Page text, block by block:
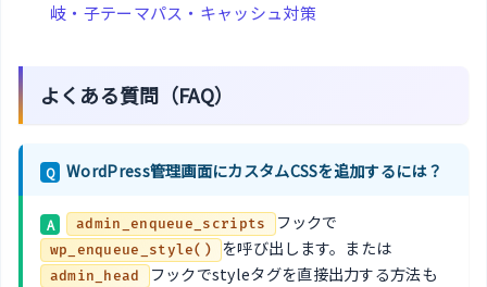
岐・子テーマパス・キャッシュ対策
よくある質問（FAQ）
Q WordPress管理画面にカスタムCSSを追加するには？
A admin_enqueue_scripts フックで
wp_enqueue_style() を呼び出します。または
admin_head
フックでstyleタグを直接出力する方法も